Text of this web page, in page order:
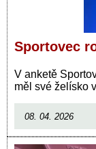
Sportovec
V anketě
měl své želísko
08. 04. 2026